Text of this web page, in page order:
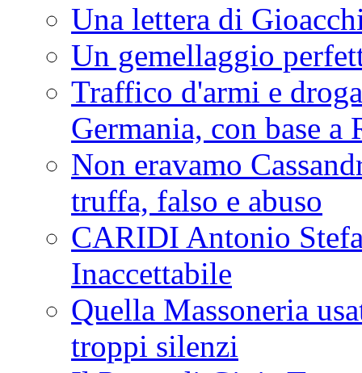
Una lettera di
Un gemellaggio
Traffico d'armi e
Germania, con base a
Non eravamo
truffa, falso e abuso
CARIDI Antonio
Inaccettabile
Quella Massoneria
troppi silenzi